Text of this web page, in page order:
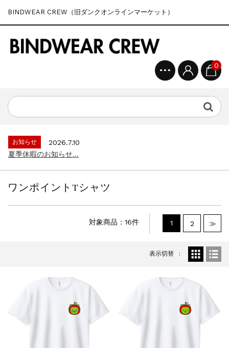
BINDWEAR CREW（旧ダンクオンラインマーケット）
0
お知らせ
2026.7.10
夏季休暇のお知らせ...
ワンポイントTシャツ
1 2 ≫
対象商品：16件
表示切替